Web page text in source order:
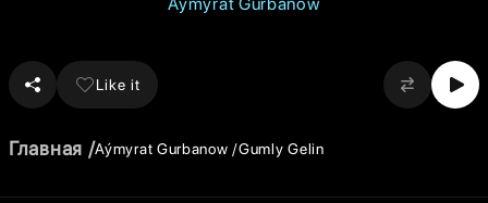
Like it
Главная Aýmyrat Gurbanow Gumly Gelin